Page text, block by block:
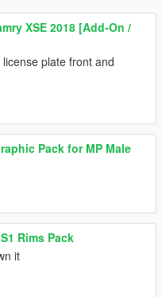
XSE 2018 [Add-On /
plate front and
Pack for MP Male
Rims Pack
it